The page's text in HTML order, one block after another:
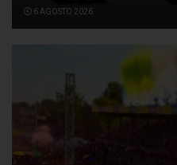
6 AGOSTO 2026